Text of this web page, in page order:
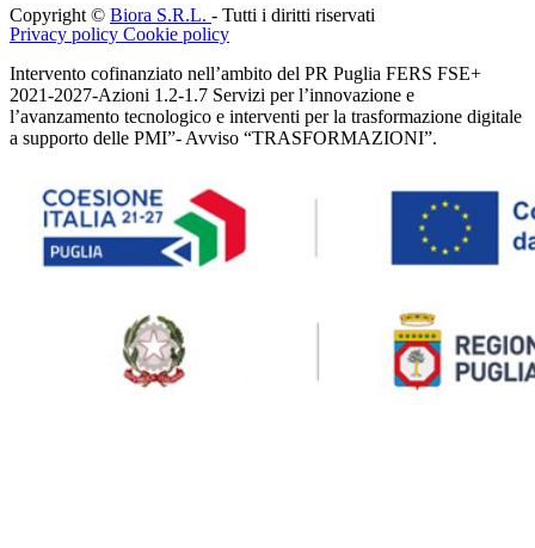
Copyright © Biora S.R.L. - Tutti i diritti riservati
Privacy policy Cookie policy
Intervento cofinanziato nell’ambito del PR Puglia FERS FSE+
2021-2027-Azioni 1.2-1.7 Servizi per l’innovazione e
l’avanzamento tecnologico e interventi per la trasformazione digitale
a supporto delle PMI”- Avviso “TRASFORMAZIONI”.